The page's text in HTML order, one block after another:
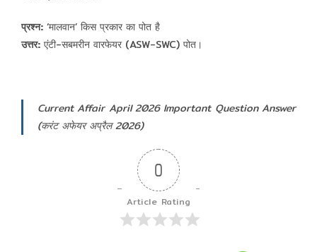
प्रश्न:‘मालवान’ किस प्रकार का पोत है
उत्तर:एंटी-सबमरीन वारफेयर (ASW-SWC) पोत।
Current Affair April 2026 Important Question Answer
(करंट अफेयर अप्रैल 2026)
0
Article Rating